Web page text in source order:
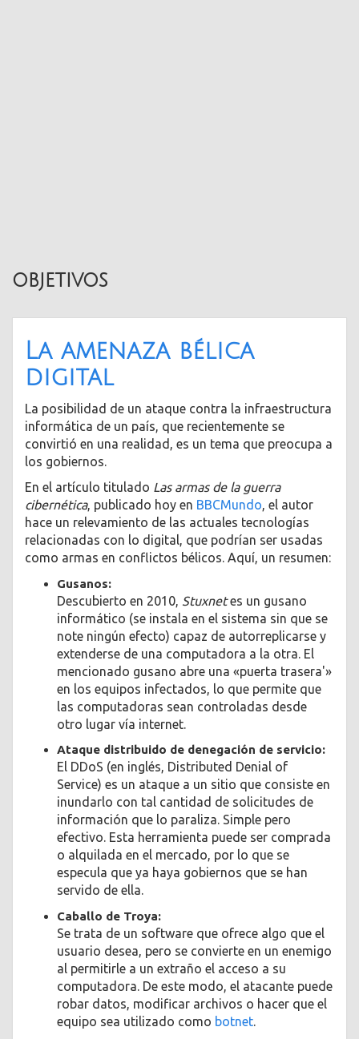
objetivos
La amenaza bélica
digital
La posibilidad de un ataque contra la infraestructura
informática de un país, que recientemente se
convirtió en una realidad, es un tema que preocupa a
los gobiernos.
En el artículo titulado Las armas de la guerra
cibernética, publicado hoy en BBCMundo, el autor
hace un relevamiento de las actuales tecnologías
relacionadas con lo digital, que podrían ser usadas
como armas en conflictos bélicos. Aquí, un resumen:
Gusanos:
Descubierto en 2010, Stuxnetes un gusano
informático (se instala en el sistema sin que se
note ningún efecto) capaz de autorreplicarse y
extenderse de una computadora a la otra. El
mencionado gusano abre una «puerta trasera'»
en los equipos infectados, lo que permite que
las computadoras sean controladas desde
otro lugar vía internet.
Ataque distribuido de denegación de servicio:
El DDoS (en inglés, Distributed Denial of
Service) es un ataque a un sitio que consiste en
inundarlo con tal cantidad de solicitudes de
información que lo paraliza. Simple pero
efectivo. Esta herramienta puede ser comprada
o alquilada en el mercado, por lo que se
especula que ya haya gobiernos que se han
servido de ella.
Caballo de Troya:
Se trata de un software que ofrece algo que el
usuario desea, pero se convierte en un enemigo
al permitirle a un extraño el acceso a su
computadora. De este modo, el atacante puede
robar datos, modificar archivos o hacer que el
equipo sea utilizado como botnet.